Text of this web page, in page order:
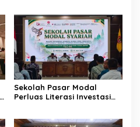
Sekolah Pasar Modal
Perluas Literasi Investasi